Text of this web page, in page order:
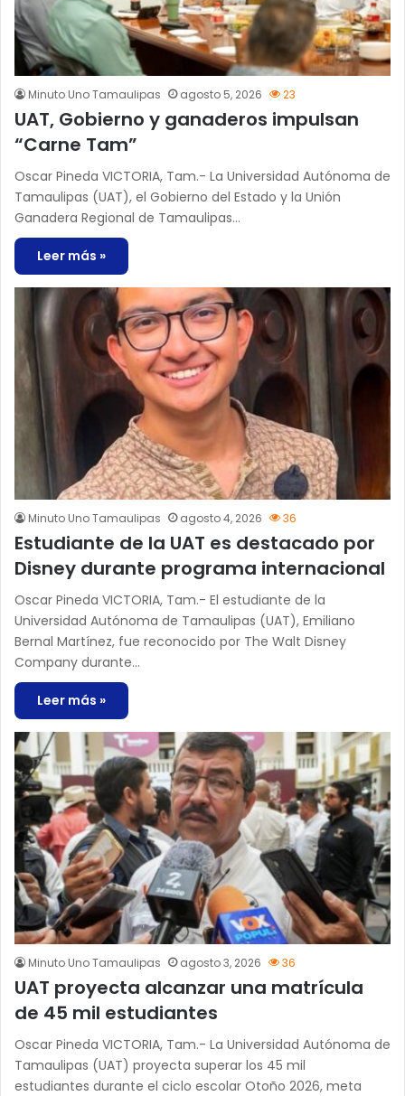
Minuto Uno Tamaulipas agosto 5, 2026 23
UAT, Gobierno y ganaderos impulsan
“Carne Tam”
Oscar Pineda VICTORIA, Tam.- La Universidad Autónoma de
Tamaulipas (UAT), el Gobierno del Estado y la Unión
Ganadera Regional de Tamaulipas…
Leer más »
Minuto Uno Tamaulipas agosto 4, 2026 36
Estudiante de la UAT es destacado por
Disney durante programa internacional
Oscar Pineda VICTORIA, Tam.- El estudiante de la
Universidad Autónoma de Tamaulipas (UAT), Emiliano
Bernal Martínez, fue reconocido por The Walt Disney
Company durante…
Leer más »
Minuto Uno Tamaulipas agosto 3, 2026 36
UAT proyecta alcanzar una matrícula
de 45 mil estudiantes
Oscar Pineda VICTORIA, Tam.- La Universidad Autónoma de
Tamaulipas (UAT) proyecta superar los 45 mil
estudiantes durante el ciclo escolar Otoño 2026, meta